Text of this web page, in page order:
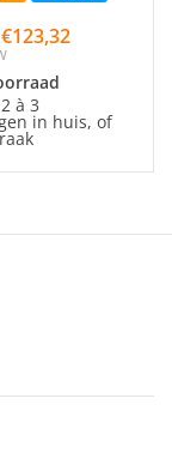
à 3
in huis, of